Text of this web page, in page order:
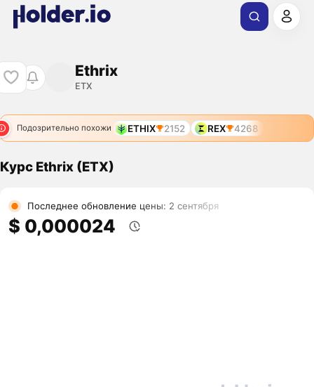
Ethrix
ETX
Подозрительно похожи ETHIX 2152 REX 4268
Курс Ethrix (ETX)
Последнее обновление цены: 2 сентября
$ 0,000024